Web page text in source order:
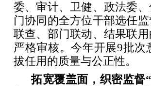
委、审计、卫健、政法委
门协同的全方位干部选任
联查、部门联动、结果联
严格审核。今年开展9批
拔任用的质量与公正性。
拓宽覆盖面，织密监督“